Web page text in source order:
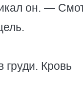
он. —
Кровь